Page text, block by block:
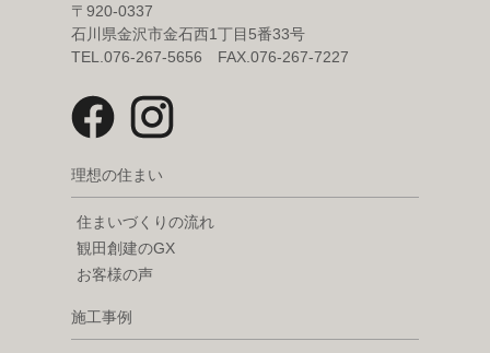
〒920-0337
石川県金沢市金石西1丁目5番33号
TEL.076-267-5656 FAX.076-267-7227
理想の住まい
住まいづくりの流れ
観田創建のGX
お客様の声
施工事例